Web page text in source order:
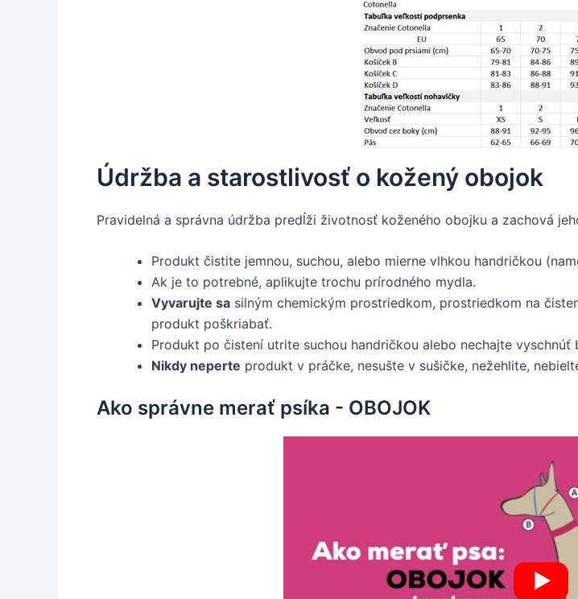
Údržba a starostlivosť o kožený obojok
Pravidelná a správna údržba predĺži životnosť koženého obojku a zachová
Produkt čistite jemnou, suchou, alebo mierne vlhkou handričkou
Ak je to potrebné, aplikujte trochu prírodného mydla.
Vyvarujte sa silným chemickým prostriedkom, prostriedkom na
produkt poškriabať.
Produkt po čistení utrite suchou handričkou alebo nechajte vyschnúť
Nikdy neperte produkt v práčke, nesušte v sušičke, nežehlite,
Ako správne merať psíka - OBOJOK